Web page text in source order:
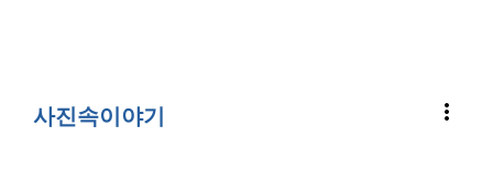
사진속이야기 more_vert